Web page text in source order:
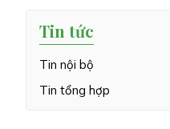
Tin tức
Tin nội bộ
Tin tổng hợp